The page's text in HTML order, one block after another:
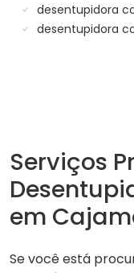
desentupidora
desentupidora
Serviços
em
Se você está